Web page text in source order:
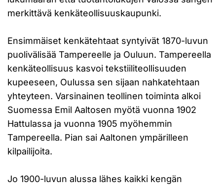
merkittävä kenkäteollisuuskaupunki.
Ensimmäiset kenkätehtaat syntyivät 1870-luvun
puolivälisää Tampereelle ja Ouluun. Tampereella
kenkäteollisuus kasvoi tekstiiliteollisuuden
kupeeseen, Oulussa sen sijaan nahkatehtaan
yhteyteen. Varsinainen teollinen toiminta alkoi
Suomessa Emil Aaltosen myötä vuonna 1902
Hattulassa ja vuonna 1905 myöhemmin
Tampereella. Pian sai Aaltonen ympärilleen
kilpailijoita.
Jo 1900-luvun alussa lähes kaikki kengän